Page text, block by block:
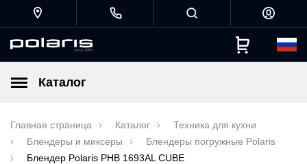
Каталог
Главная страница Каталог
Техника для кухни
Блендеры и миксеры
Блендеры погружные Polaris
Блендер Polaris PHB 1693AL CUBE